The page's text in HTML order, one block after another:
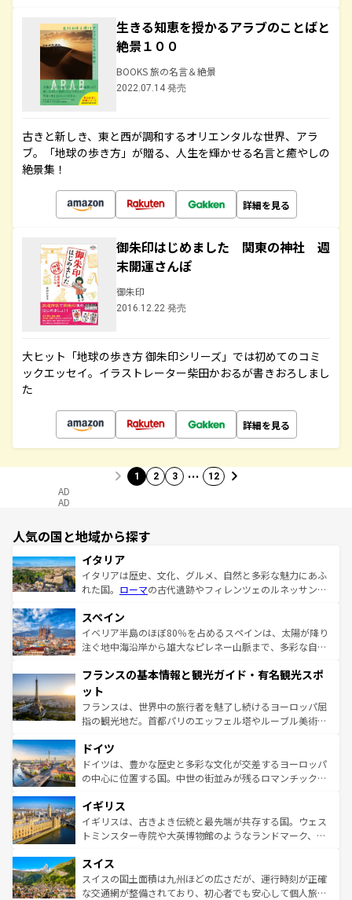
生きる知恵を授かるアラブのことばと
絶景１００
BOOKS 旅の名言＆絶景
2022.07.14 発売
古きと新しき、東と西が調和するオリエンタルな世界、アラ
ブ。「地球の歩き方」が贈る、人生を輝かせる名言と癒やしの
絶景集！
詳細を見る
御朱印はじめました 関東の神社 週
末開運さんぽ
御朱印
2016.12.22 発売
大ヒット「地球の歩き方 御朱印シリーズ」では初めてのコミ
ックエッセイ。イラストレーター柴田かおるが書きおろしまし
た
詳細を見る
1 2 3 … 12
AD
AD
人気の国と地域から探す
イタリア
イタリアは歴史、文化、グルメ、自然と多彩な魅力にあふ
れた国。 ローマの古代遺跡やフィレンツェのルネッサンス
ろん、トスカーナの美しい田園風景やアマルフィ海岸の絶
景など、自然景観も見逃せない。観光の合間には、本場の
ピザやパスタなど、絶品のイタリア料理を堪能することも
ませてくれるイタリアで、忘れられない旅をしてみよう！
なお、新着のイタリア情報は
しい。
スペイン
イベリア半島のほぼ80％を占めるスペインは、太陽が降り
注ぐ地中海沿岸から雄大なピレネー山脈まで、多彩な自然
文化が根付くこの国では、情熱的なフラメンコ、熱気あふ
れる闘牛、そして美味しいタパスが生活の一部となってい
る。首都マドリードの洗練された雰囲気や、バルセロナの
アートに溢れた街角から、地方では古代ローマ遺跡や中世
せる。地方によって風土や気候が異なるスペインはその個
性で訪れる人を魅了する。 なお、新着のスペイン情報は コ
ンテンツ一覧を参照してほしい。
フランスの基本情報と観光ガイド・有名観光スポ
ット
フランスは、世界中の旅行者を魅了し続けるヨーロッパ屈
指の観光地だ。首都パリのエッフェル塔やルーブル美術館
で、幅広い魅力が詰まっている。華麗な宮殿、歴史的な大
聖堂、美しいビーチ、そして豊かな自然が、訪れる者を心
から魅了する。また、フランスは美食の国としても知ら
いる。シャンパンの発祥地であるランス、プロヴァンスの
香り高いラベンダー畑など、多彩な楽しみ方が可能だ。さ
らに、パリ以外の地域にも魅力が溢れており、どの街角に
れる地方に足を運ぶとそれぞれで全く異なる文化を体験で
きるだろう。 なお、新着のフランス情報はコンテンツ一覧
を参照してほしい。
ドイツ
ドイツは、豊かな歴史と多彩な文化が交差するヨーロッパ
の中心に位置する国。中世の街並みが残るロマンチック街
顔を持つこの国は、どこを歩いても飽きることがない。ベ
ルリンの文化的活気、バイエルン州のアルプスの絶景、そ
してライン川沿いのワイン畑といった風景は必見。ビール
は、お酒好きな人にはぜひ体験してほしい。 なお、新着の
ドイツ情報はコンテンツ一覧を参照してほしい。
イギリス
イギリスは、古きよき伝統と最先端が共存する国。ウェス
トミンスター寺院や大英博物館のようなランドマーク、歴
リアごとに異なる魅力がある。また、優雅なアフタヌーン
ティー、ビール好きにはたまらない英国パブ、サッカー観
戦など、本場だからこそできる体験も豊富。イギリスを旅
スイス
スイスの国土面積は九州ほどの広さだが、運行時刻が正確
な交通網が整備されており、初心者でも安心して個人旅行